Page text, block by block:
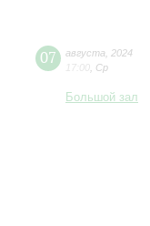
07 августа
2024
17:00 Ср
Большой зал